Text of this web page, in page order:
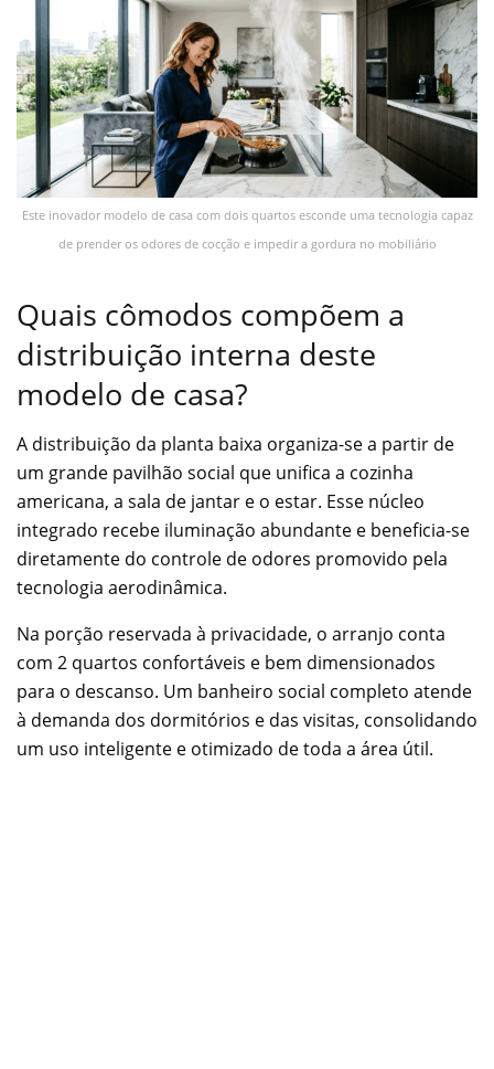
Este inovador modelo de casa com dois quartos esconde uma tecnologia capaz
de prender os odores de cocção e impedir a gordura no mobiliário
Quais cômodos compõem a
distribuição interna deste
modelo de casa?
A distribuição da planta baixa organiza-se a partir de
um grande pavilhão social que unifica a cozinha
americana, a sala de jantar e o estar. Esse núcleo
integrado recebe iluminação abundante e beneficia-se
diretamente do controle de odores promovido pela
tecnologia aerodinâmica.
Na porção reservada à privacidade, o arranjo conta
com 2 quartos confortáveis e bem dimensionados
para o descanso. Um banheiro social completo atende
à demanda dos dormitórios e das visitas, consolidando
um uso inteligente e otimizado de toda a área útil.